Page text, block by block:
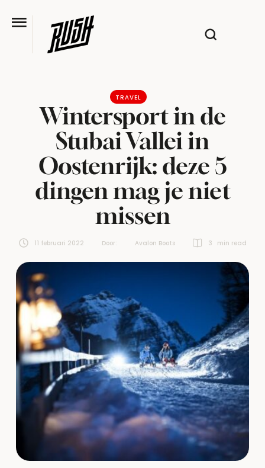
TRAVEL
Wintersport in de
Stubai Vallei in
Oostenrijk: deze 5
dingen mag je niet
missen
11 februari 2022 Door: Avalon Boots 3 min read